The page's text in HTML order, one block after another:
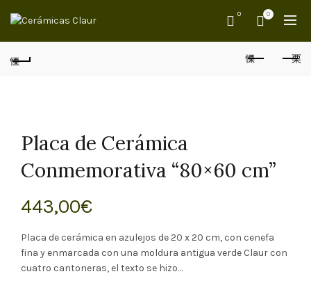
0 0
Placa de Cerámica
Conmemorativa “80×60 cm”
443,00€
Placa de cerámica en azulejos de 20 x 20 cm, con cenefa
fina y enmarcada con una moldura antigua verde Claur con
cuatro cantoneras, el texto se hizo…